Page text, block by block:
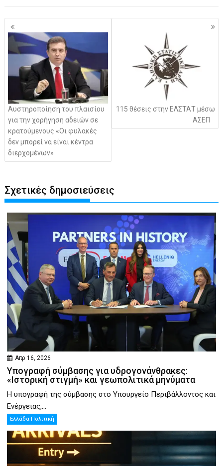
Πλοήγηση
άρθρων
Αυστηροποίηση του πλαισίου
για την χορήγηση αδειών σε
κρατούμενους «Οι φυλακές
δεν μπορεί να είναι κέντρα
διερχομένων»
115 θέσεις στην ΕΛΣΤΑΤ μέσω
ΑΣΕΠ
Σχετικές δημοσιεύσεις
Απρ 16, 2026
Υπογραφή σύμβασης για υδρογονάνθρακες:
«Ιστορική στιγμή» και γεωπολιτικά μηνύματα
Η υπογραφή της σύμβασης στο Υπουργείο Περιβάλλοντος και
Ενέργειας,...
Ελλάδα-Πολιτική